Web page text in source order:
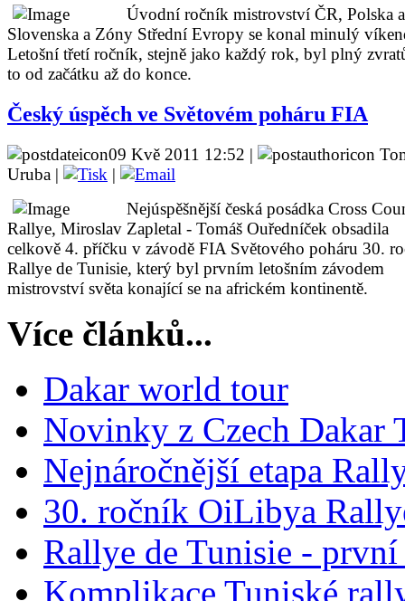
Úvodní ročník mistrovství ČR, Polska a
Slovenska a Zóny Střední Evropy se konal minulý
Letošní třetí ročník, stejně jako každý rok, byl plný
to od začátku až do konce.
Český úspěch ve Světovém poháru FIA
09 Kvě 2011 12:52 |
Uruba |
|
Nejúspěšnější česká posádka Cross
Rallye, Miroslav Zapletal - Tomáš Ouředníček obsadila
celkově 4. příčku v závodě FIA Světového poháru 30.
Rallye de Tunisie, který byl prvním letošním závodem
mistrovství světa konající se na africkém kontinentě.
Více článků...
Dakar world tour
Novinky z Czech Dakar
Nejnáročnější etapa
30. ročník OiLibya
Rallye de Tunisie -
Komplikace Tuniské